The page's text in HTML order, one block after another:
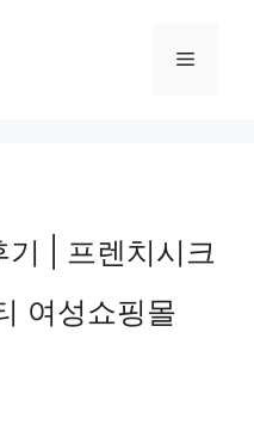
Menu
기 | 프렌치시크
여성쇼핑몰